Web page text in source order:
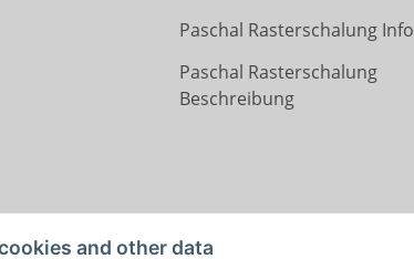
and other data
Paschal Rasterschalung Info
Paschal Rasterschalung
Beschreibung